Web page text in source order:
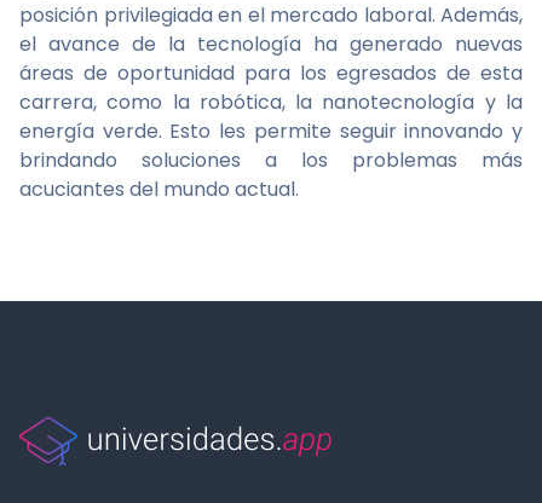
posición privilegiada en el mercado laboral. Además,
el avance de la tecnología ha generado nuevas
áreas de oportunidad para los egresados de esta
carrera, como la robótica, la nanotecnología y la
energía verde. Esto les permite seguir innovando y
brindando soluciones a los problemas más
acuciantes del mundo actual.